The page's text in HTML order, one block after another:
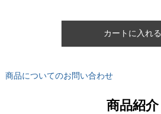
カートに入れる
商品についてのお問い合わせ
商品紹介